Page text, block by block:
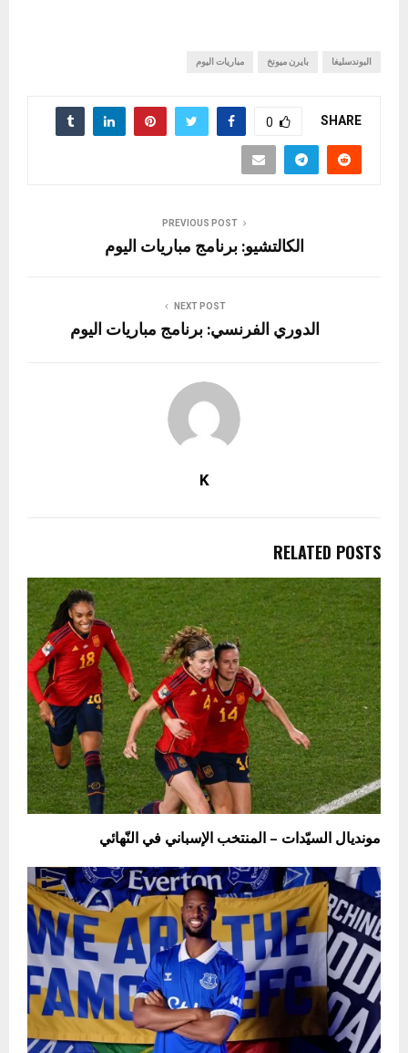
البوندسليغا بايرن ميونخ مباريات اليوم
SHARE
0
PREVIOUS POST
الكالتشيو: برنامج مباريات اليوم
NEXT POST
الدوري الفرنسي: برنامج مباريات اليوم
K
RELATED POSTS
مونديال السيّدات – المنتخب الإسباني في النّهائي